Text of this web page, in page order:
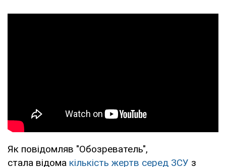
Як повідомляв "Обозреватель",
стала відома кількість жертв серед ЗСУ з